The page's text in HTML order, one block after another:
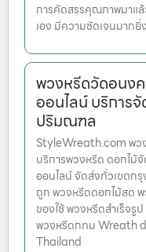
การคัดสรรคุณภาพมาแ
เอง มีความชัดเจนมาก
พวงหรีดวัดอนง
ออนไลน์ บริการ
ปริมณฑล
StyleWreath.com พว
บริการพวงหรีด ดอกไม้
ออนไลน์ จัดส่งทั่วเขตก
ถูก พวงหรีดดอกไม้สด
ของใช้ พวงหรีดสำเร็จ
พวงหรีดกทม Wreath
Thailand